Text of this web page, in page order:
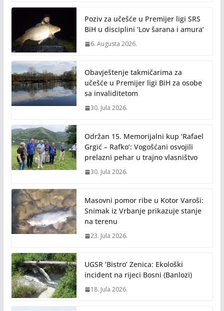
o
k
n
k
Poziv za učešće u Premijer ligi SRS
BiH u disciplini ‘Lov šarana i amura’
6. Augusta 2026.
Obavještenje takmičarima za
učešće u Premijer ligi BiH za osobe
sa invaliditetom
30. Jula 2026.
Održan 15. Memorijalni kup ‘Rafael
Grgić – Rafko’: Vogošćani osvojili
prelazni pehar u trajno vlasništvo
30. Jula 2026.
Masovni pomor ribe u Kotor Varoši:
Snimak iz Vrbanje prikazuje stanje
na terenu
23. Jula 2026.
UGSR ‘Bistro’ Zenica: Ekološki
incident na rijeci Bosni (Banlozi)
18. Jula 2026.